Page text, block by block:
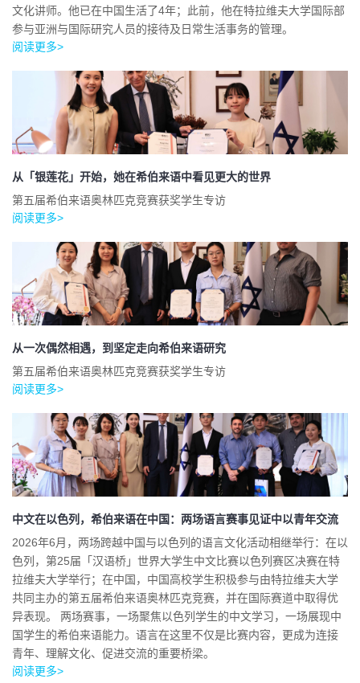
文化讲师。他已在中国生活了4年；此前，他在特拉维夫大学国际部
参与亚洲与国际研究人员的接待及日常生活事务的管理。
阅读更多>
从「银莲花」开始，她在希伯来语中看见更大的世界
第五届希伯来语奥林匹克竞赛获奖学生专访
阅读更多>
从一次偶然相遇，到坚定走向希伯来语研究
第五届希伯来语奥林匹克竞赛获奖学生专访
阅读更多>
中文在以色列，希伯来语在中国：两场语言赛事见证中以青年交流
2026年6月，两场跨越中国与以色列的语言文化活动相继举行：在以
色列，第25届「汉语桥」世界大学生中文比赛以色列赛区决赛在特
拉维夫大学举行；在中国，中国高校学生积极参与由特拉维夫大学
共同主办的第五届希伯来语奥林匹克竞赛，并在国际赛道中取得优
异表现。 两场赛事，一场聚焦以色列学生的中文学习，一场展现中
国学生的希伯来语能力。语言在这里不仅是比赛内容，更成为连接
青年、理解文化、促进交流的重要桥梁。
阅读更多>